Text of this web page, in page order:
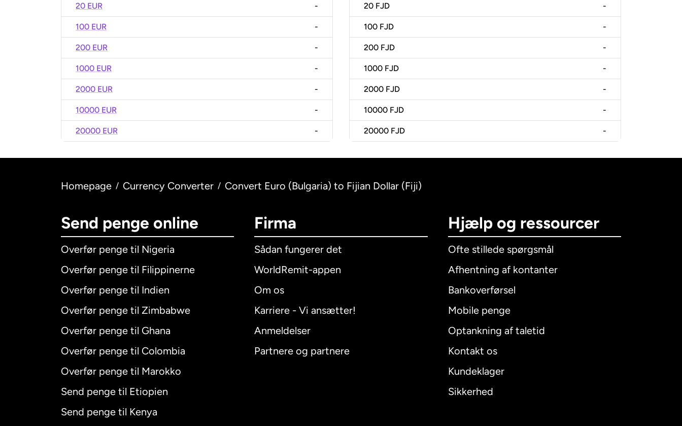
20 EUR -
100 EUR -
200 EUR -
1000 EUR -
2000 EUR -
10000 EUR -
20000 EUR -
20 FJD -
100 FJD -
200 FJD -
1000 FJD -
2000 FJD -
10000 FJD -
20000 FJD -
Homepage / Currency Converter / Convert Euro (Bulgaria) to Fijian Dollar (Fiji)
Send penge online
Overfør penge til Nigeria
Overfør penge til Filippinerne
Overfør penge til Indien
Overfør penge til Zimbabwe
Overfør penge til Ghana
Overfør penge til Colombia
Overfør penge til Marokko
Send penge til Etiopien
Send penge til Kenya
Firma
Sådan fungerer det
WorldRemit-appen
Om os
Karriere - Vi ansætter!
Anmeldelser
Partnere og partnere
Hjælp og ressourcer
Ofte stillede spørgsmål
Afhentning af kontanter
Bankoverførsel
Mobile penge
Optankning af taletid
Kontakt os
Kundeklager
Sikkerhed